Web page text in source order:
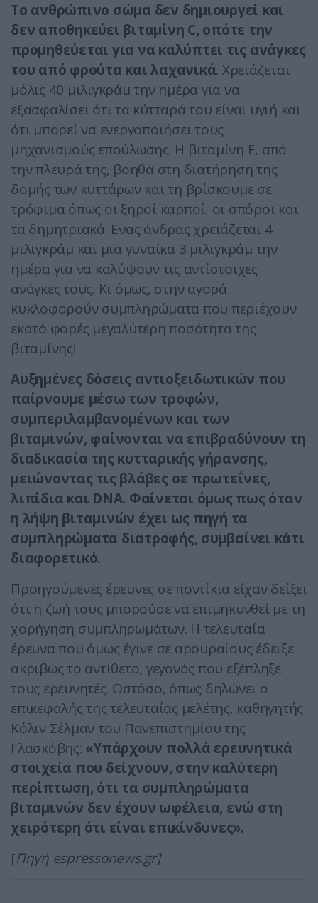
Το ανθρώπινο σώμα δεν δημιουργεί και
δεν αποθηκεύει βιταμίνη C, οπότε την
προμηθεύεται για να καλύπτει τις ανάγκες
του από φρούτα και λαχανικά. Χρειάζεται
μόλις 40 μιλιγκράμ την ημέρα για να
εξασφαλίσει ότι τα κύτταρά του είναι υγιή και
ότι μπορεί να ενεργοποιήσει τους
μηχανισμούς επούλωσης. Η βιταμίνη Ε, από
την πλευρά της, βοηθά στη διατήρηση της
δομής των κυττάρων και τη βρίσκουμε σε
τρόφιμα όπως οι ξηροί καρποί, οι σπόροι και
τα δημητριακά. Ενας άνδρας χρειάζεται 4
μιλιγκράμ και μια γυναίκα 3 μιλιγκράμ την
ημέρα για να καλύψουν τις αντίστοιχες
ανάγκες τους. Κι όμως, στην αγορά
κυκλοφορούν συμπληρώματα που περιέχουν
εκατό φορές μεγαλύτερη ποσότητα της
βιταμίνης!
Αυξημένες δόσεις αντιοξειδωτικών που
παίρνουμε μέσω των τροφών,
συμπεριλαμβανομένων και των
βιταμινών, φαίνονται να επιβραδύνουν τη
διαδικασία της κυτταρικής γήρανσης,
μειώνοντας τις βλάβες σε πρωτεΐνες,
λιπίδια και DNA. Φαίνεται όμως πως όταν
η λήψη βιταμινών έχει ως πηγή τα
συμπληρώματα διατροφής, συμβαίνει κάτι
διαφορετικό.
Προηγούμενες έρευνες σε ποντίκια είχαν δείξει
ότι η ζωή τους μπορούσε να επιμηκυνθεί με τη
χορήγηση συμπληρωμάτων. Η τελευταία
έρευνα που όμως έγινε σε αρουραίους έδειξε
ακριβώς το αντίθετο, γεγονός που εξέπληξε
τους ερευνητές. Ωστόσο, όπως δηλώνει ο
επικεφαλής της τελευταίας μελέτης, καθηγητής
Κόλιν Σέλμαν του Πανεπιστημίου της
Γλασκόβης: «Υπάρχουν πολλά ερευνητικά
στοιχεία που δείχνουν, στην καλύτερη
περίπτωση, ότι τα συμπληρώματα
βιταμινών δεν έχουν ωφέλεια, ενώ στη
χειρότερη ότι είναι επικίνδυνες».
[Πηγή espressonews.gr]